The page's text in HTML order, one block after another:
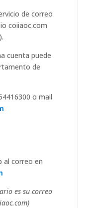
de correo
coiiaoc.com
cuenta puede
de
o mail
al correo en
es su correo